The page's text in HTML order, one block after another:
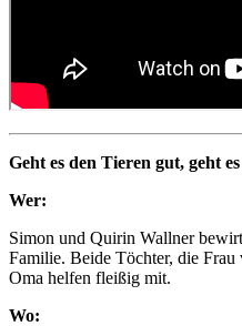
Geht es den Tieren gut, geht
Wer:
Simon und Quirin Wallner
Familie. Beide Töchter, die
Oma helfen fleißig mit.
Wo: